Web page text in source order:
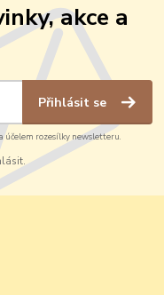
akce a
Přihlásit se
účelem rozesílky newsletteru.